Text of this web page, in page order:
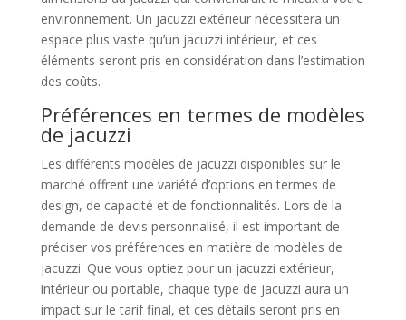
environnement. Un jacuzzi extérieur nécessitera un
espace plus vaste qu’un jacuzzi intérieur, et ces
éléments seront pris en considération dans l’estimation
des coûts.
Préférences en termes de modèles
de jacuzzi
Les différents modèles de jacuzzi disponibles sur le
marché offrent une variété d’options en termes de
design, de capacité et de fonctionnalités. Lors de la
demande de devis personnalisé, il est important de
préciser vos préférences en matière de modèles de
jacuzzi. Que vous optiez pour un jacuzzi extérieur,
intérieur ou portable, chaque type de jacuzzi aura un
impact sur le tarif final, et ces détails seront pris en